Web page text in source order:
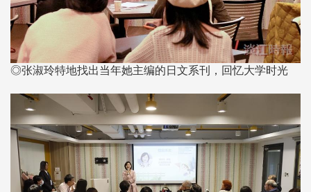
◎张淑玲特地找出当年她主编的日文系刊，回忆大学时光